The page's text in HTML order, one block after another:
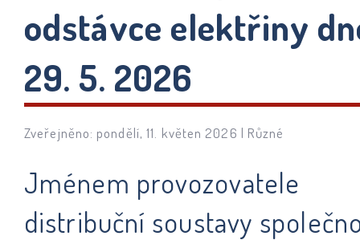
odstávce elektřiny
29. 5. 2026
Zveřejněno: pondělí, 11. květen 2026 | Různé
Jménem provozovatele
distribuční soustavy